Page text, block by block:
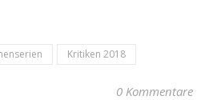
Kritiken 2018
0 Kommentare